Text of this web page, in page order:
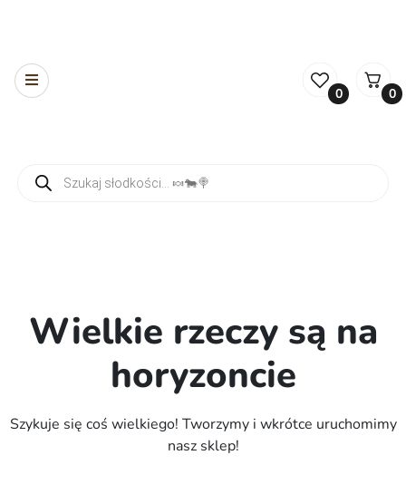
0 0
Wielkie rzeczy są na
horyzoncie
Szykuje się coś wielkiego! Tworzymy i wkrótce uruchomimy
nasz sklep!